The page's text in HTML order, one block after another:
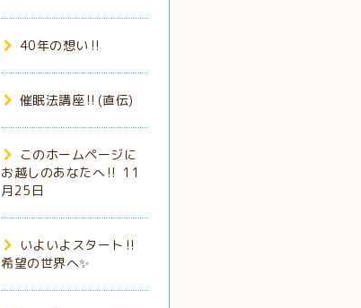
40年の想い‼️
催眠法講座‼️(直伝)
このホームページに
お越しのあなたへ‼️ 11
月25日
いよいよスタート‼️
希望の世界へ✨